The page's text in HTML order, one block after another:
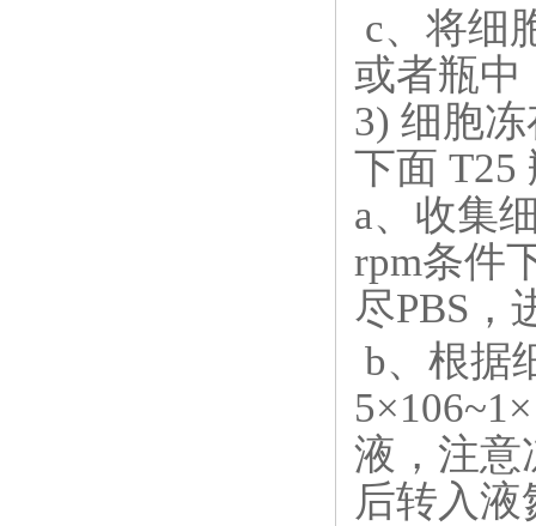
c、将细
或者瓶中
3) 细胞
下面 T25
a、收集
rpm条件
尽PBS，
b、根据
液，注意
后转入